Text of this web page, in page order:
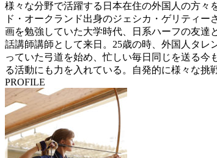
様々な分野で活躍する日本在住の外国人の方々
ド・オークランド出身のジェシカ・ゲリティ
画を勉強していた大学時代、日系ハーフの友達
話講師講師として来日。25歳の時、外国人タレ
っていた弓道を始め、忙しい毎日同じを送る今
る活動にも力を入れている。自発的に様々な挑
PROFILE